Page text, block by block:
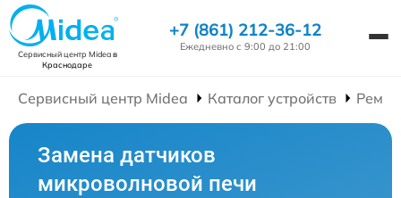
Сервисный центр Mideaв
Краснодаре
+7 (861) 212-36-12
Ежедневно с 9:00 до 21:00
Сервисный центр Midea Каталог устройств
Замена датчиков
микроволновой печи